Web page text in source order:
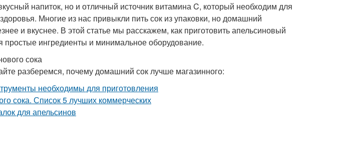
напиток, но и отличный источник витамина C, который необходим для
Многие из нас привыкли пить сок из упаковки, но домашний
и вкуснее. В этой статье мы расскажем, как приготовить апельсиновый
простые ингредиенты и минимальное оборудование.
сока
разберемся, почему домашний сок лучше магазинного: